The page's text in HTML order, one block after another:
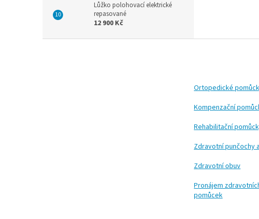
Lůžko polohovací elektrické
repasované
12 900 Kč
Ortopedické
Kompenzační
Rehabilitační
Zdravotní punčochy
Zdravotní obuv
Pronájem
pomůcek